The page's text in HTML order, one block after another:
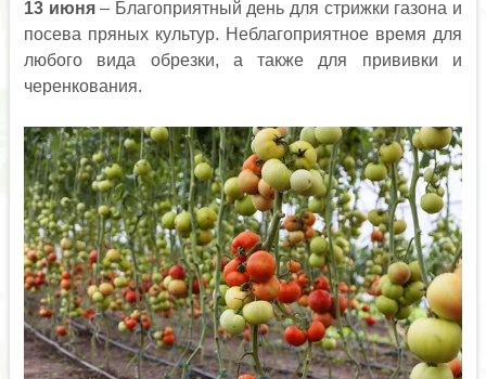
13 июня– Благоприятный день для стрижки газона и
посева пряных культур. Неблагоприятное время для
любого вида обрезки, а также для прививки и
черенкования.